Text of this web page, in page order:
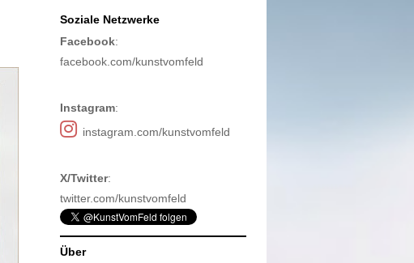
Soziale Netzwerke
Facebook:
facebook.com/kunstvomfeld
Instagram:
instagram.com/kunstvomfeld
X/Twitter:
twitter.com/kunstvomfeld
Über